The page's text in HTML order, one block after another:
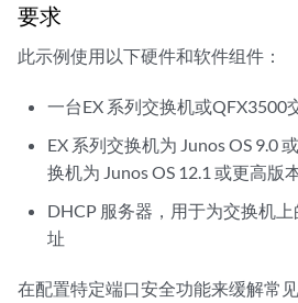
要求
此示例使用以下硬件和软件组件：
一台EX 系列交换机或QFX3500
EX 系列交换机为 Junos OS 9.0
换机为 Junos OS 12.1 或更高版本
DHCP 服务器，用于为交换机
址
在配置特定端口安全功能来缓解常